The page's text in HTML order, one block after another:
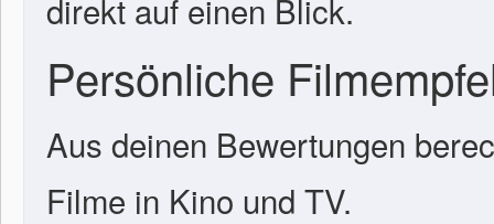
direkt auf einen Blick.
Persönliche
Aus deinen Bewertungen
Filme in Kino und TV.